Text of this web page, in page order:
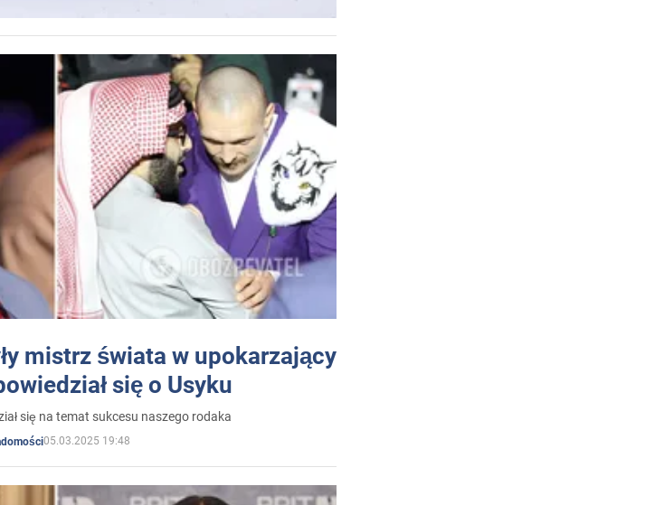
mistrz świata w upokarzający
się o Usyku
się na temat sukcesu naszego rodaka
05.03.2025 19:48